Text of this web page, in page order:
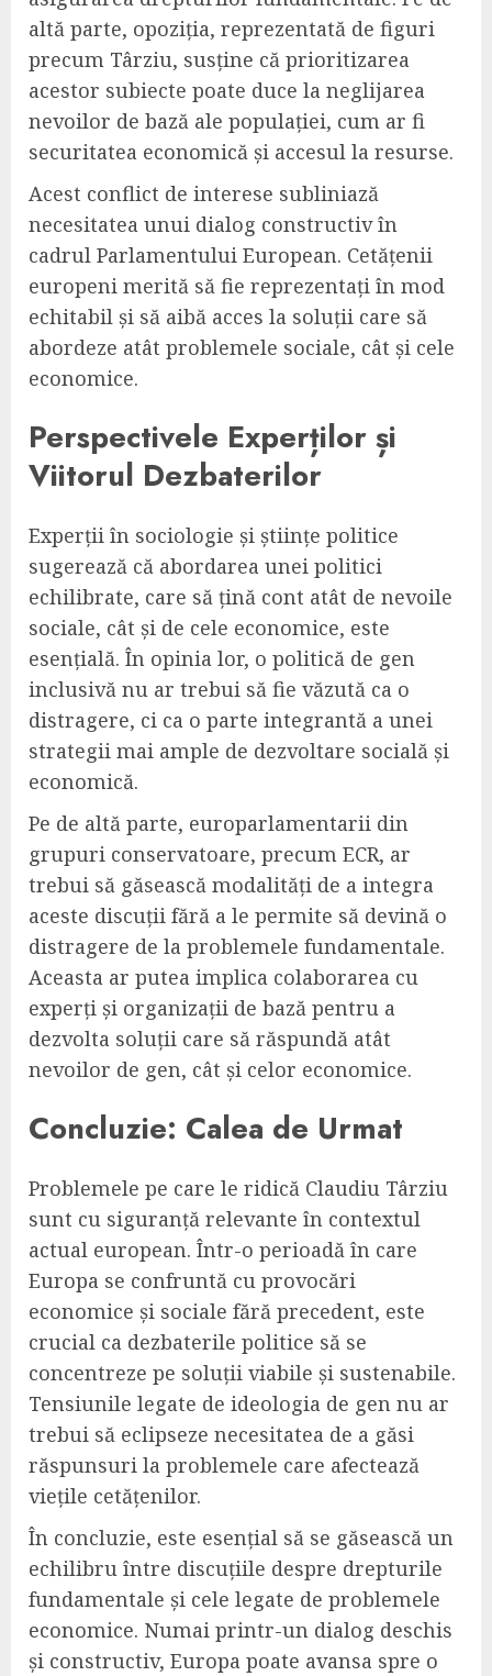
altă parte, opoziția, reprezentată de figuri
precum Târziu, susține că prioritizarea
acestor subiecte poate duce la neglijarea
nevoilor de bază ale populației, cum ar fi
securitatea economică și accesul la resurse.
Acest conflict de interese subliniază
necesitatea unui dialog constructiv în
cadrul Parlamentului European. Cetățenii
europeni merită să fie reprezentați în mod
echitabil și să aibă acces la soluții care să
abordeze atât problemele sociale, cât și cele
economice.
Perspectivele Experților și
Viitorul Dezbaterilor
Experții în sociologie și științe politice
sugerează că abordarea unei politici
echilibrate, care să țină cont atât de nevoile
sociale, cât și de cele economice, este
esențială. În opinia lor, o politică de gen
inclusivă nu ar trebui să fie văzută ca o
distragere, ci ca o parte integrantă a unei
strategii mai ample de dezvoltare socială și
economică.
Pe de altă parte, europarlamentarii din
grupuri conservatoare, precum ECR, ar
trebui să găsească modalități de a integra
aceste discuții fără a le permite să devină o
distragere de la problemele fundamentale.
Aceasta ar putea implica colaborarea cu
experți și organizații de bază pentru a
dezvolta soluții care să răspundă atât
nevoilor de gen, cât și celor economice.
Concluzie: Calea de Urmat
Problemele pe care le ridică Claudiu Târziu
sunt cu siguranță relevante în contextul
actual european. Într-o perioadă în care
Europa se confruntă cu provocări
economice și sociale fără precedent, este
crucial ca dezbaterile politice să se
concentreze pe soluții viabile și sustenabile.
Tensiunile legate de ideologia de gen nu ar
trebui să eclipseze necesitatea de a găsi
răspunsuri la problemele care afectează
viețile cetățenilor.
În concluzie, este esențial să se găsească un
echilibru între discuțiile despre drepturile
fundamentale și cele legate de problemele
economice. Numai printr-un dialog deschis
și constructiv, Europa poate avansa spre o